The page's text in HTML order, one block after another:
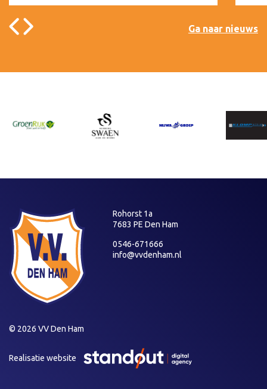
Ga naar nieuws
Rohorst 1a
7683 PE Den Ham
0546-671666
info@vvdenham.nl
© 2026 VV Den Ham
Realisatie website